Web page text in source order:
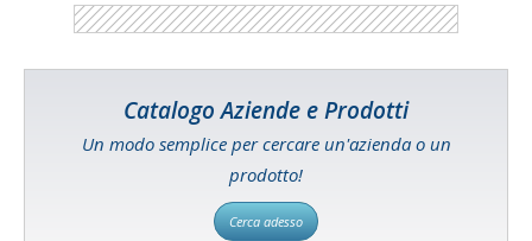
Catalogo Aziende e Prodotti
Un modo semplice per cercare un'azienda o un
prodotto!
Cerca adesso